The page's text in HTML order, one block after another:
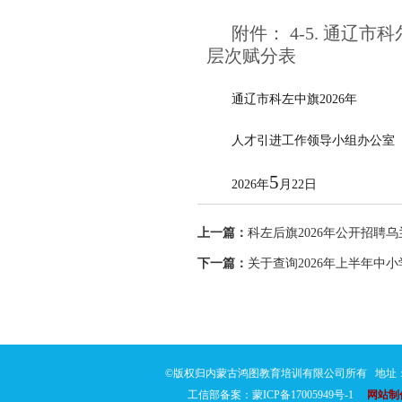
附件： 4-5. 通辽市
层次赋分表
通辽市科左中旗2026年
人才引进工作领导小组办公室
2026年5 月 22 日
上一篇： 科左后旗2026年公开招聘
下一篇： 关于查询2026年上半年中
©版权归内蒙古鸿图教育培训有限公司所有 地址
工信部备案：蒙ICP备17005949号-1
网站